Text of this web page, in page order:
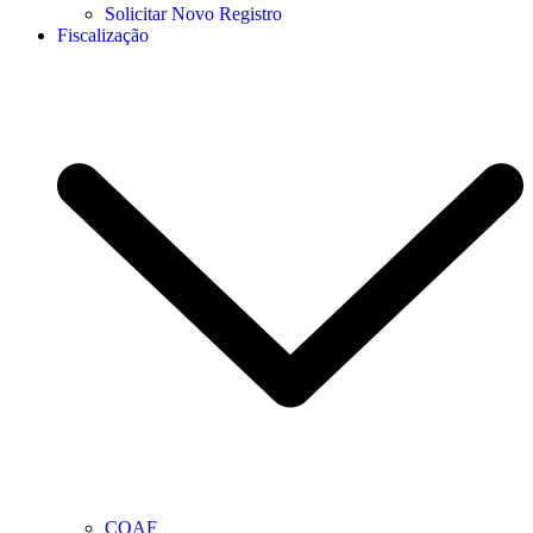
Solicitar Novo Registro
Fiscalização
COAF